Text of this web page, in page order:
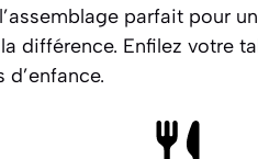
parfait pour
différence. Enfilez votre